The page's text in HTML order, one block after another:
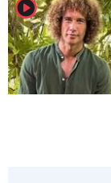
player2